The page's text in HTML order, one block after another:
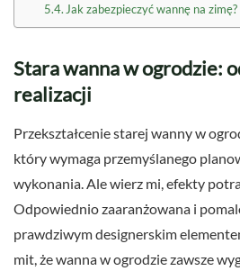
Jak zabezpieczyć wannę na zimę?
Stara wanna w ogrodzie:
realizacji
Przekształcenie starej wanny w
który wymaga przemyślanego
wykonania. Ale wierz mi, efekty
Odpowiednio zaaranżowana i
prawdziwym designerskim
mit, że wanna w ogrodzie zawsze